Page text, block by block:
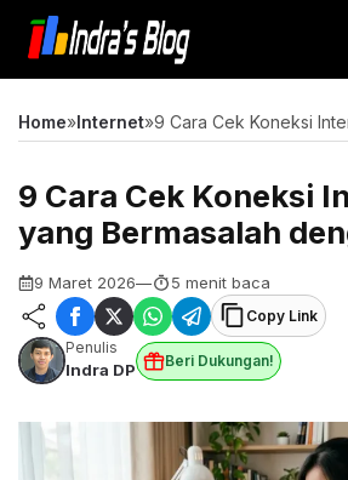
Langsung
isi
Home»Internet»
9 Cara Cek Koneksi
yang Bermasalah
9 Maret 2026— 5 menit baca
Copy Link
Penulis
Indra DP Beri Dukungan!